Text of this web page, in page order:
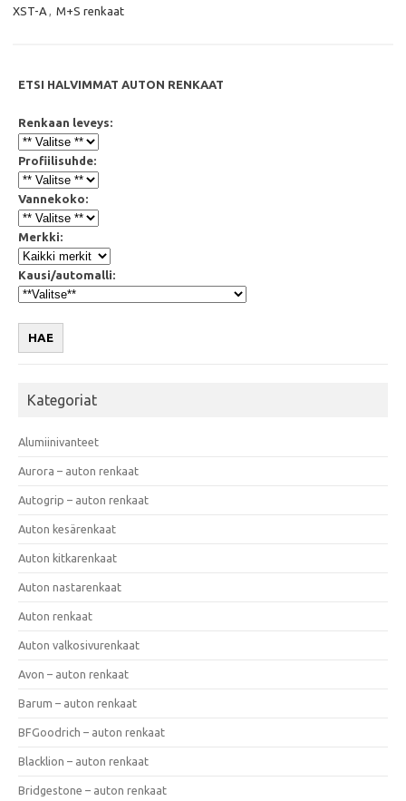
o
r
p
XST-A
M+S renkaat
ETSI HALVIMMAT AUTON RENKAAT
Renkaan leveys:
Profiilisuhde:
Vannekoko:
Merkki:
Kausi/automalli:
HAE
Kategoriat
Alumiinivanteet
Aurora – auton renkaat
Autogrip – auton renkaat
Auton kesärenkaat
Auton kitkarenkaat
Auton nastarenkaat
Auton renkaat
Auton valkosivurenkaat
Avon – auton renkaat
Barum – auton renkaat
BFGoodrich – auton renkaat
Blacklion – auton renkaat
Bridgestone – auton renkaat